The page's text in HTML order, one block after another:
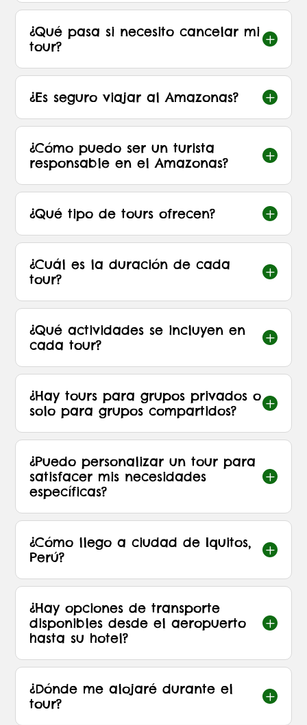
¿Qué pasa si necesito cancelar mi
tour?
L
¿Es seguro viajar al Amazonas? L
¿Cómo puedo ser un turista
responsable en el Amazonas?
L
¿Qué tipo de tours ofrecen? L
¿Cuál es la duración de cada
tour?
L
¿Qué actividades se incluyen en
cada tour?
L
¿Hay tours para grupos privados o
solo para grupos compartidos?
L
¿Puedo personalizar un tour para
satisfacer mis necesidades
específicas?
L
¿Cómo llego a ciudad de Iquitos,
Perú?
L
¿Hay opciones de transporte
disponibles desde el aeropuerto
hasta su hotel?
L
¿Dónde me alojaré durante el
tour?
L